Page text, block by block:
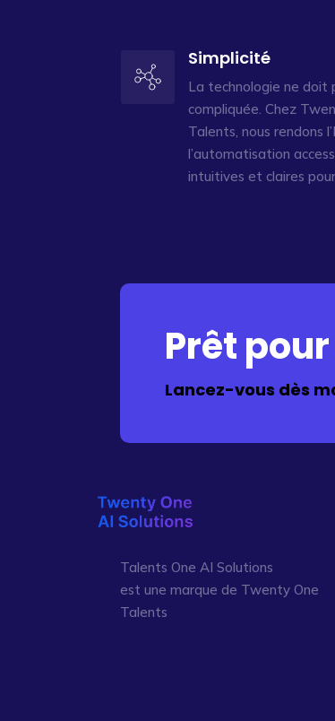
Simplicité
La technologie ne doit
compliquée. Chez
Talents, nous rendons
l’automatisation
intuitives et claires
Prêt
Lancez-vous dès
Talents One AI Solutions
est une marque de Twenty One
Talents